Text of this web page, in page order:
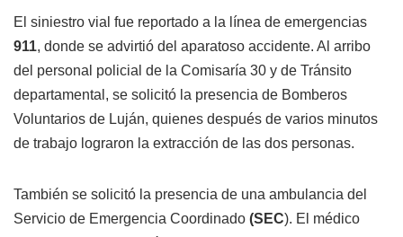
El siniestro vial fue reportado a la línea de emergencias
911, donde se advirtió del aparatoso accidente. Al arribo
del personal policial de la Comisaría 30 y de Tránsito
departamental, se solicitó la presencia de Bomberos
Voluntarios de Luján, quienes después de varios minutos
de trabajo lograron la extracción de las dos personas.
También se solicitó la presencia de una ambulancia del
Servicio de Emergencia Coordinado (SEC). El médico